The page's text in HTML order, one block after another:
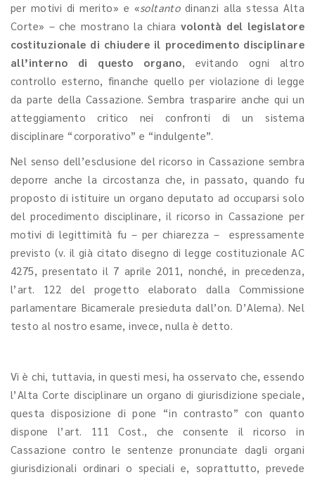
per motivi di merito» e «soltanto dinanzi alla stessa Alta
Corte» – che mostrano la chiaravolontà del legislatore
costituzionale di chiudere il procedimento disciplinare
all’interno di questo organo, evitando ogni altro
controllo esterno, finanche quello per violazione di legge
da parte della Cassazione. Sembra trasparire anche qui un
atteggiamento critico nei confronti di un sistema
disciplinare “corporativo” e “indulgente”.
Nel senso dell’esclusione del ricorso in Cassazione sembra
deporre anche la circostanza che, in passato, quando fu
proposto di istituire un organo deputato ad occuparsi solo
del procedimento disciplinare, il ricorso in Cassazione per
motivi di legittimità fu – per chiarezza – espressamente
previsto (v. il già citato disegno di legge costituzionale AC
4275, presentato il 7 aprile 2011, nonché, in precedenza,
l’art. 122 del progetto elaborato dalla Commissione
parlamentare Bicamerale presieduta dall’on. D’Alema). Nel
testo al nostro esame, invece, nulla è detto.
Vi è chi, tuttavia, in questi mesi, ha osservato che, essendo
l’Alta Corte disciplinare un organo di giurisdizione speciale,
questa disposizione di pone “in contrasto” con quanto
dispone l’art. 111 Cost., che consente il ricorso in
Cassazione contro le sentenze pronunciate dagli organi
giurisdizionali ordinari o speciali e, soprattutto, prevede